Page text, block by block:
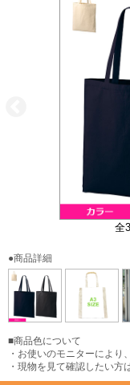
全
●商品詳細
■商品色について
・お使いのモニターにより
・現物を見て確認したい方